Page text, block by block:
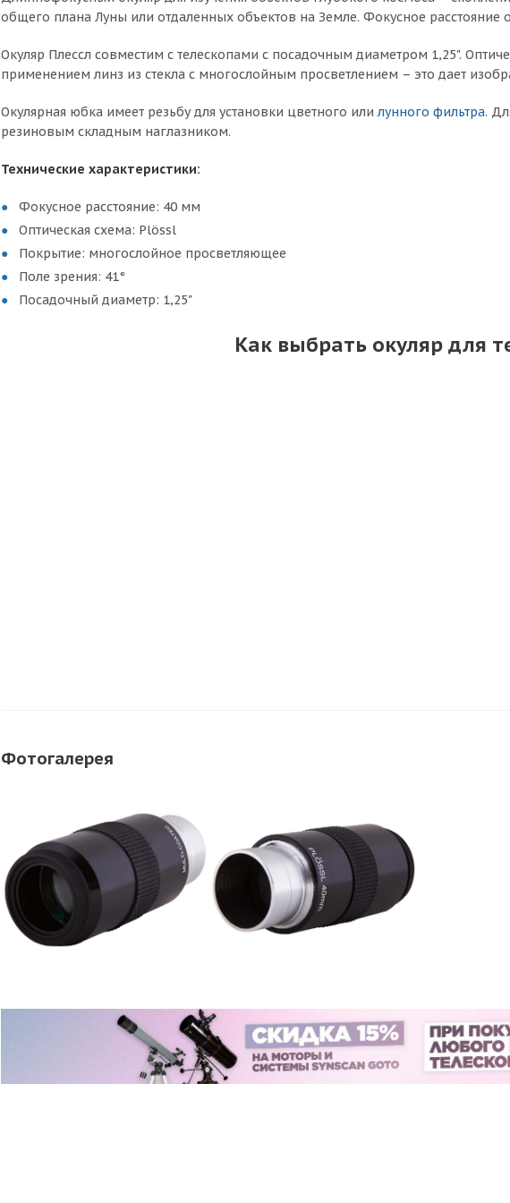
общего плана Луны или отдаленных объектов на Земле. Фокусное расстояние
Окуляр Плессл совместим с телескопами с посадочным диаметром 1,25".
применением линз из стекла с многослойным просветлением – это дает
Окулярная юбка имеет резьбу для установки цветного илилунного фильтра.
резиновым складным наглазником.
Технические характеристики:
Фокусное расстояние: 40 мм
Оптическая схема: Plössl
Покрытие: многослойное просветляющее
Поле зрения: 41°
Посадочный диаметр: 1,25"
Как выбрать окуляр для
Фотогалерея